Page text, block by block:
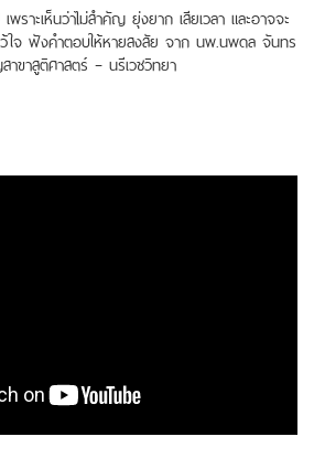
ราะเห็นว่าไม่สำคัญ ยุ่งยาก เสียเวลา และอาจจะ
ว้ใจ ฟังคำตอบให้หายสงสัย จาก นพ.นพดล จันทร
ขาสูติศาสตร์ – นรีเวชวิทยา